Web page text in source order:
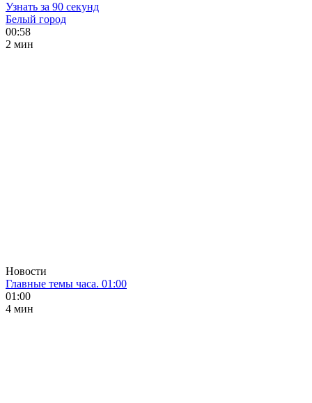
Узнать за 90 секунд
Белый город
00:58
2 мин
Новости
Главные темы часа. 01:00
01:00
4 мин